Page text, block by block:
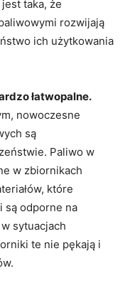
taka, że
rozwijają
ich użytkowania
łatwopalne.
nowoczesne
⁣są
Paliwo w
w zbiornikach
które
⁤są odporne⁣ na
sytuacjach‍
te nie pękają i